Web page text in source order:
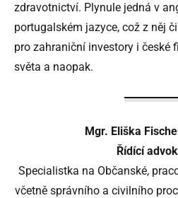
zdravotnictví. Plynule jedná v
portugalském jazyce, což z něj
pro zahraniční investory i české
světa a naopak.
Mgr. Eliška
Řídící
Specialistka na Občanské,
včetně správního a civilního